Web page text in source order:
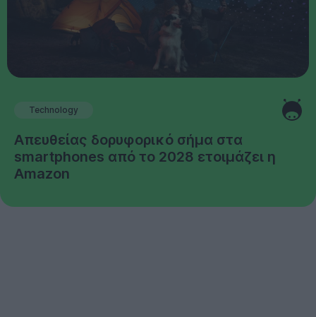
Technology
Απευθείας δορυφορικό σήμα στα
smartphones από το 2028 ετοιμάζει η
Amazon